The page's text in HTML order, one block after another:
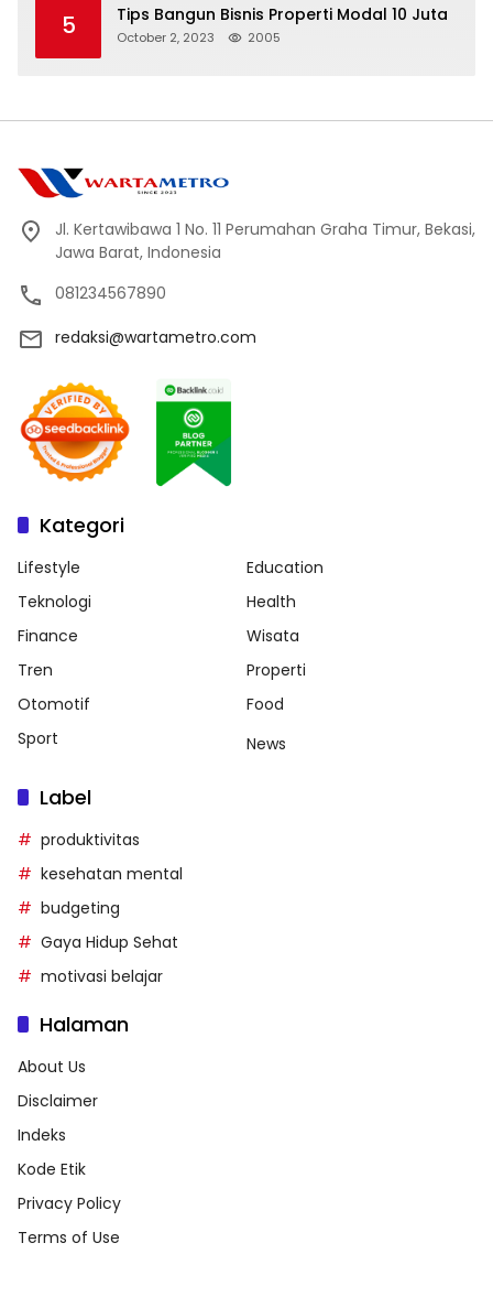
5 Tips Bangun Bisnis Properti Modal 10 Juta
October 2, 2023 2005
Jl. Kertawibawa 1 No. 11 Perumahan Graha Timur, Bekasi,
Jawa Barat, Indonesia
081234567890
redaksi@wartametro.com
Kategori
Lifestyle
Education
Teknologi
Health
Finance
Wisata
Tren
Properti
Otomotif
Food
Sport
News
Label
produktivitas
kesehatan mental
budgeting
Gaya Hidup Sehat
motivasi belajar
Halaman
About Us
Disclaimer
Indeks
Kode Etik
Privacy Policy
Terms of Use